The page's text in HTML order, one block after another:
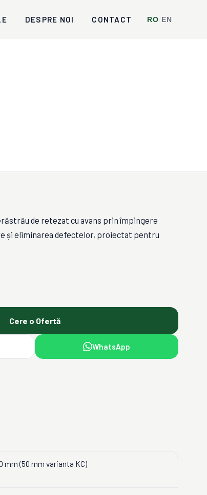
DESPRE NOI CONTACT RO EN
de retezat cu avans prin împingere
și eliminarea defectelor, proiectat pentru
Cere o Ofertă
WhatsApp
mm (50 mm varianta KC)